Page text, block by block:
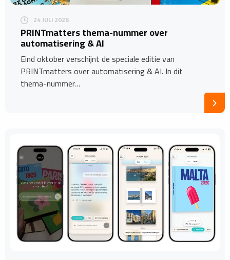
24 JULI 2026
​PRINTmatters thema-nummer over
automatisering & AI
Eind oktober verschijnt de speciale editie van
PRINTmatters over automatisering & AI. In dit
thema-nummer…